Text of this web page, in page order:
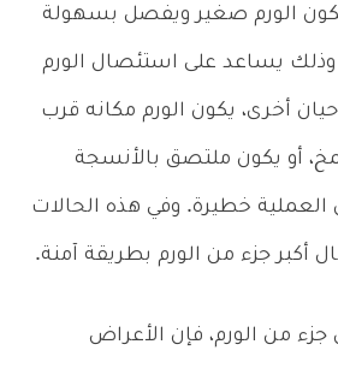
الورم صغير ويفصل بسهولة
وذلك يساعد على استئصال الورم
أخرى، يكون الورم مكانه قرب
أو يكون ملتصق بالأنسجة
العملية خطيرة. وفي هذه الحالات
أكبر جزء من الورم بطريقة آمنة.
من الورم، فإن الأعراض